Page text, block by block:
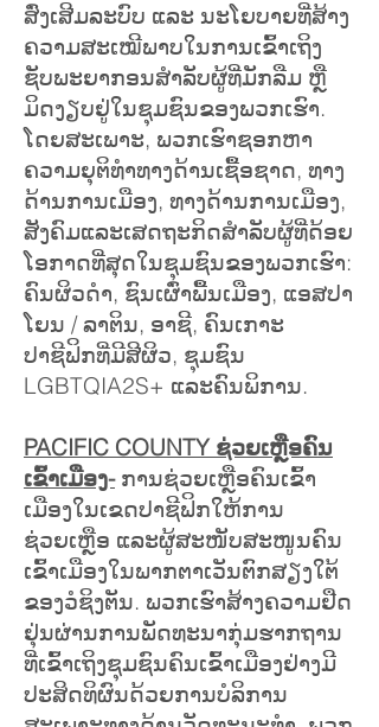
ສົ່ງເສີມລະບົບ ແລະ ນະໂຍບາຍທີ່ສ້າງ
ຄວາມສະເໝີພາບໃນການເຂົ້າເຖິງ
ຊັບພະຍາກອນສຳລັບຜູ້ທີ່ມັກລືມ ຫຼື
ມິດງຽບຢູ່ໃນຊຸມຊົນຂອງພວກເຮົາ.
ໂດຍສະເພາະ, ພວກເຮົາຊອກຫາ
ຄວາມຍຸຕິທໍາທາງດ້ານເຊື້ອຊາດ, ທາງ
ດ້ານການເມືອງ, ທາງດ້ານການເມືອງ,
ສັງຄົມແລະເສດຖະກິດສໍາລັບຜູ້ທີ່ດ້ອຍ
ໂອກາດທີ່ສຸດໃນຊຸມຊົນຂອງພວກເຮົາ:
ຄົນຜິວດໍາ, ຊົນເຜົ່າພື້ນເມືອງ, ແອສປາ
ໂຍນ / ລາຕິນ, ອາຊີ, ຄົນເກາະ
ປາຊີຟິກທີ່ມີສີຜິວ, ຊຸມຊົນ
LGBTQIA2S+ ແລະຄົນພິການ.
PACIFIC COUNTY ຊ່ວຍເຫຼືອຄົນ
ເຂົ້າເມືອງ- ການຊ່ວຍເຫຼືອຄົນເຂົ້າ
ເມືອງໃນເຂດປາຊີຟິກໃຫ້ການ
ຊ່ວຍເຫຼືອ ແລະຜູ້ສະໜັບສະໜູນຄົນ
ເຂົ້າເມືອງໃນພາກຕາເວັນຕົກສຽງໃຕ້
ຂອງວໍຊິງຕັນ. ພວກເຮົາສ້າງຄວາມຢືດ
ຢຸ່ນຜ່ານການພັດທະນາກຸ່ມຮາກຖານ
ທີ່ເຂົ້າເຖິງຊຸມຊົນຄົນເຂົ້າເມືອງຢ່າງມີ
ປະສິດທິຜົນດ້ວຍການບໍລິການ